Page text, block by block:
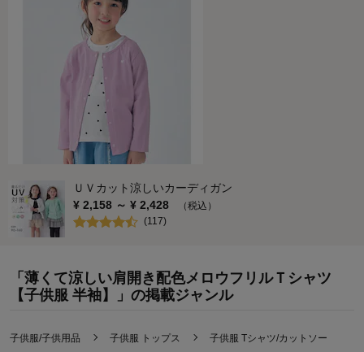
ＵＶカット涼しいカーディガン
¥ 2,158 ～ ¥ 2,428
（税込）
(117)
「薄くて涼しい肩開き配色メロウフリルＴシャツ
【子供服 半袖】」の掲載ジャンル
子供服/子供用品 子供服 トップス 子供服 Tシャツ/カットソー